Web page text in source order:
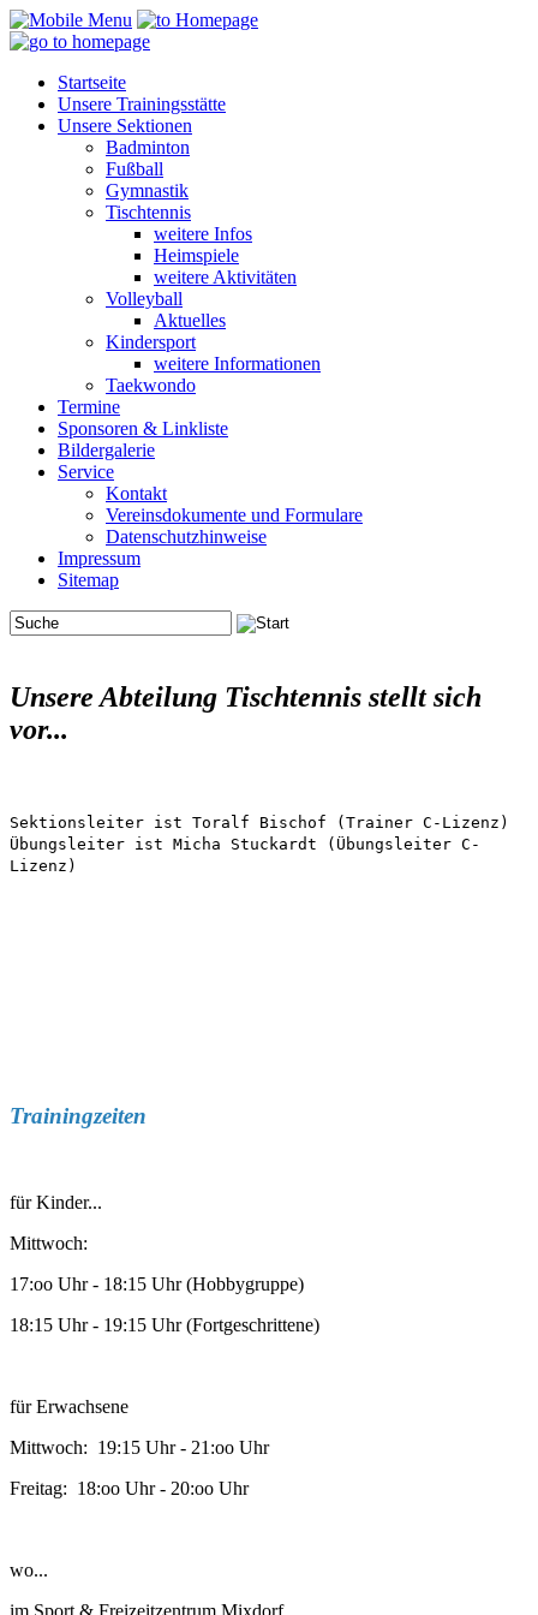
Startseite
Unsere Trainingsstätte
Unsere Sektionen
Badminton
Fußball
Gymnastik
Tischtennis
weitere Infos
Heimspiele
weitere Aktivitäten
Volleyball
Aktuelles
Kindersport
weitere Informationen
Taekwondo
Termine
Sponsoren & Linkliste
Bildergalerie
Service
Kontakt
Vereinsdokumente und Formulare
Datenschutzhinweise
Impressum
Sitemap
Unsere Abteilung Tischtennis stellt sich
vor...
Sektionsleiter ist Toralf Bischof (Trainer C-Lizenz)
Übungsleiter ist Micha Stuckardt
(Übungsleiter C-
Lizenz)
Trainingzeiten
für Kinder...
Mittwoch:
17:oo Uhr - 18:15 Uhr (Hobbygruppe)
18:15 Uhr - 19:15 Uhr (Fortgeschrittene)
für Erwachsene
Mittwoch: 19:15 Uhr - 21:oo Uhr
Freitag: 18:oo Uhr - 20:oo Uhr
wo...